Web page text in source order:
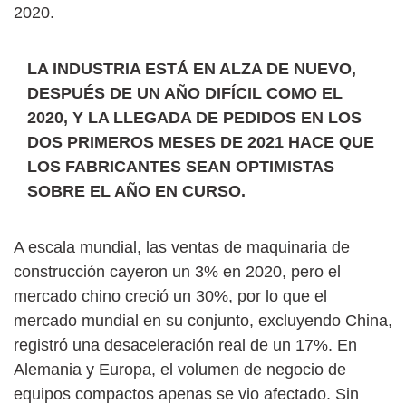
2020.
LA INDUSTRIA ESTÁ EN ALZA DE NUEVO,
DESPUÉS DE UN AÑO DIFÍCIL COMO EL
2020, Y LA LLEGADA DE PEDIDOS EN LOS
DOS PRIMEROS MESES DE 2021 HACE QUE
LOS FABRICANTES SEAN OPTIMISTAS
SOBRE EL AÑO EN CURSO.
A escala mundial, las ventas de maquinaria de
construcción cayeron un 3% en 2020, pero el
mercado chino creció un 30%, por lo que el
mercado mundial en su conjunto, excluyendo China,
registró una desaceleración real de un 17%. En
Alemania y Europa, el volumen de negocio de
equipos compactos apenas se vio afectado. Sin